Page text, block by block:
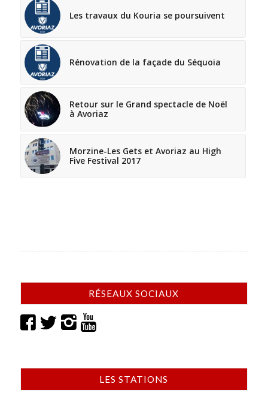
Les travaux du Kouria se poursuivent
Rénovation de la façade du Séquoia
Retour sur le Grand spectacle de Noël
à Avoriaz
Morzine-Les Gets et Avoriaz au High
Five Festival 2017
RÉSEAUX SOCIAUX
LES STATIONS